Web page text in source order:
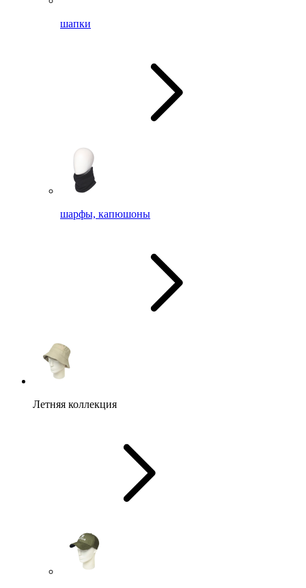
шапки
шарфы, капюшоны
Летняя коллекция